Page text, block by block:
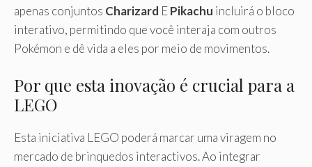
apenas conjuntos Charizard EPikachu incluirá o bloco
interativo, permitindo que você interaja com outros
Pokémon e dê vida a eles por meio de movimentos.
Por que esta inovação é crucial para a
LEGO
Esta iniciativa LEGO poderá marcar uma viragem no
mercado de brinquedos interactivos. Ao integrar